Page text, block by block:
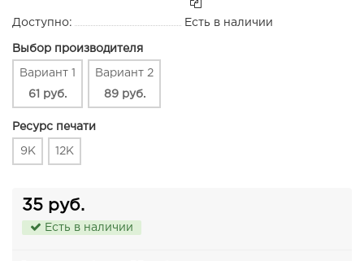
Доступно: Есть в наличии
Выбор производителя
Вариант 1
61 руб.
Вариант 2
89 руб.
Ресурс печати
9K 12K
35 руб.
Есть в наличии